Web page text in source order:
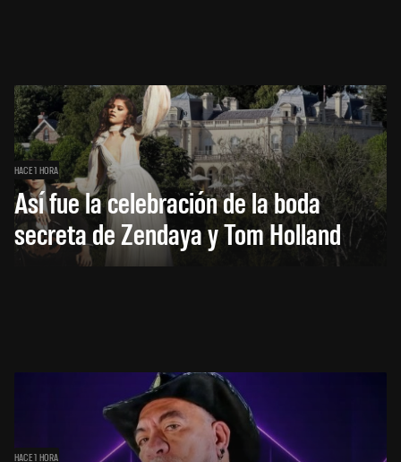
HACE 1 HORA
Así fue la celebración de la boda
secreta de Zendaya y Tom Holland
HACE 1 HORA